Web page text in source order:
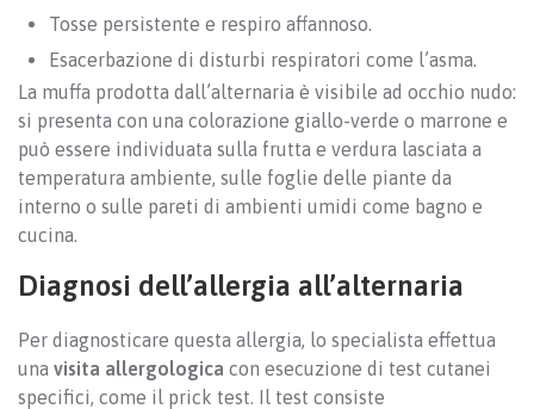
Tosse persistente e respiro affannoso.
Esacerbazione di disturbi respiratori come l’asma.
La muffa prodotta dall’alternaria è visibile ad occhio nudo:
si presenta con una colorazione giallo-verde o marrone e
può essere individuata sulla frutta e verdura lasciata a
temperatura ambiente, sulle foglie delle piante da
interno o sulle pareti di ambienti umidi come bagno e
cucina.
Diagnosi dell’allergia all’alternaria
Per diagnosticare questa allergia, lo specialista effettua
una visita allergologica con esecuzione di test cutanei
specifici, come il prick test. Il test consiste